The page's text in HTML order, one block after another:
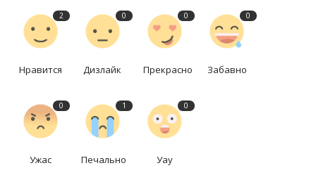
2
Нравится
0
Дизлайк
0
Прекрасно
0
Забавно
0
Ужас
1
Печально
0
Уау